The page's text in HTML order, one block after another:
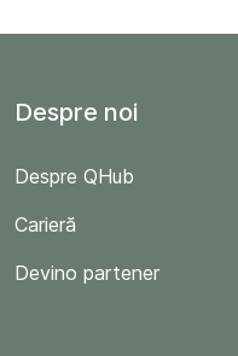
Despre noi
Despre QHub
Carieră
Devino partener